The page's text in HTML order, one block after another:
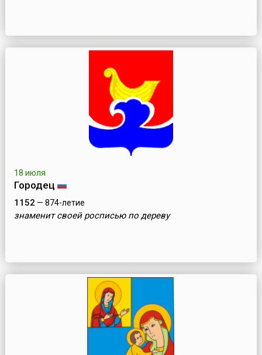
18 июля
Городeц
1152 — 874-летие
знаменит своей росписью по дереву